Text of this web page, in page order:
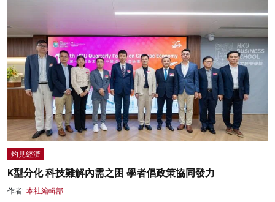
灼見經濟
K型分化 科技難解內需之困 學者倡政策協同發力
作者: 本社編輯部